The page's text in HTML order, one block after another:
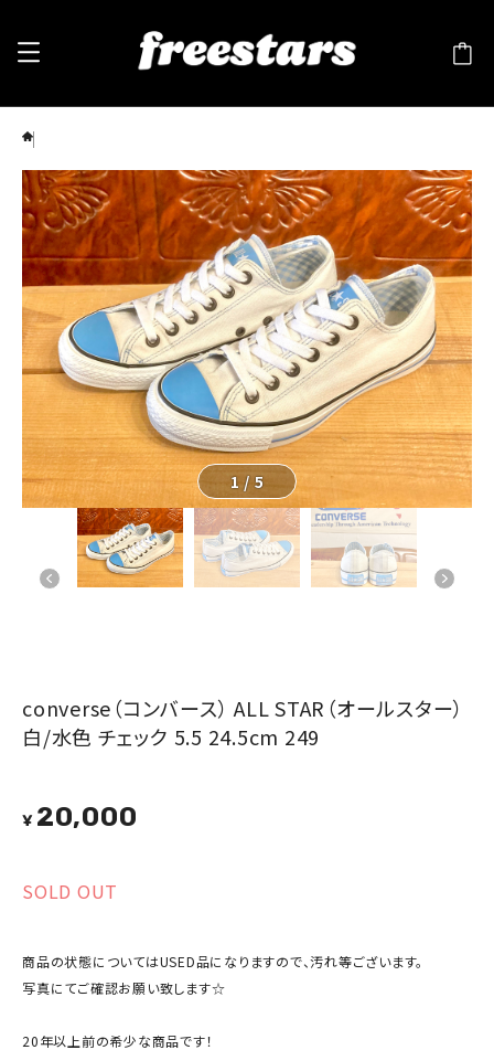
1 /5
converse（コンバース） ALL STAR（オールスター）
白/水色 チェック 5.5 24.5cm 249
¥ 20,000
SOLD OUT
商品の状態についてはUSED品になりますので、汚れ等ございます。
写真にてご確認お願い致します☆
20年以上前の希少な商品です！